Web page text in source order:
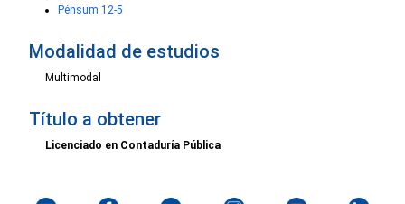
Pénsum 12-5
Modalidad de estudios
Multimodal
Título a obtener
Licenciado en Contaduría Pública